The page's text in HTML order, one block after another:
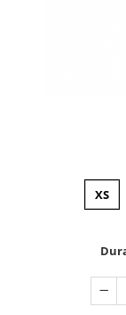
Halate medicale
Sorturi
Tricouri de lucru
Saboti medicali
XS